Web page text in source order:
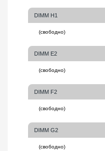
DIMM H1
DIMM E2
DIMM F2
DIMM G2